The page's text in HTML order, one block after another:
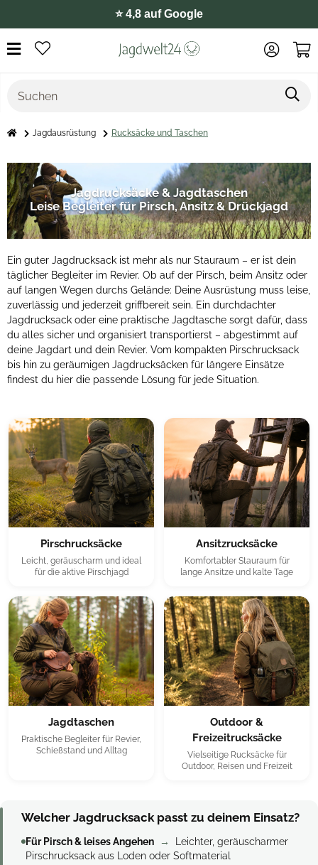
🛒 Paypal, Klarna, u.v.m.
Jagdausrüstung Rucksäcke und Taschen
Jagdrucksäcke & Jagdtaschen
Leise Begleiter für Pirsch, Ansitz & Drückjagd
Ein guter Jagdrucksack ist mehr als nur Stauraum – er ist dein
täglicher Begleiter im Revier. Ob auf der Pirsch, beim Ansitz oder
auf langen Wegen durchs Gelände: Deine Ausrüstung muss leise,
zuverlässig und jederzeit griffbereit sein. Ein durchdachter
Jagdrucksack oder eine praktische Jagdtasche sorgt dafür, dass
du alles sicher und organisiert transportierst – abgestimmt auf
deine Jagdart und dein Revier. Vom kompakten Pirschrucksack
bis hin zu geräumigen Jagdrucksäcken für längere Einsätze
findest du hier die passende Lösung für jede Situation.
Pirschrucksäcke
Leicht, geräuscharm und ideal
für die aktive Pirschjagd
Ansitzrucksäcke
Komfortabler Stauraum für
lange Ansitze und kalte Tage
Jagdtaschen
Praktische Begleiter für Revier,
Schießstand und Alltag
Outdoor &
Freizeitrucksäcke
Vielseitige Rucksäcke für
Outdoor, Reisen und Freizeit
Welcher Jagdrucksack passt zu deinem Einsatz?
Für Pirsch & leises Angehen →
Leichter, geräuscharmer
Pirschrucksack aus Loden oder Softmaterial